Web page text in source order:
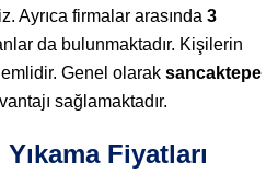
Ayrıca firmalar arasında 3
da bulunmaktadır. Kişilerin
Genel olarak sancaktepe
sağlamaktadır.
Fiyatları